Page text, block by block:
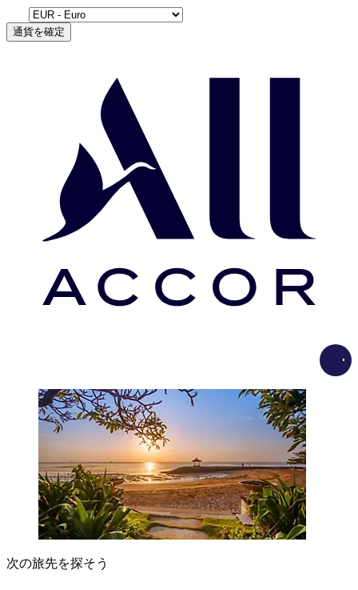
通貨を確定
次の旅先を探そう